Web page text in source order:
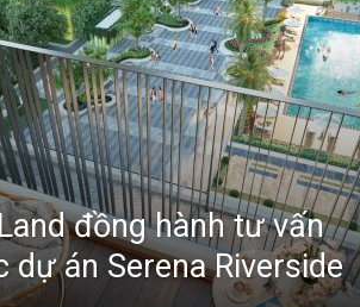
đồng hành tư vấn
dự án Serena Riverside